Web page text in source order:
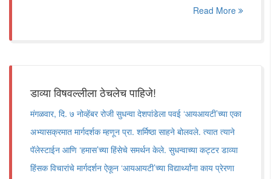
Read More
डाव्या विषवल्लीला ठेचलेच पाहिजे!
मंगळवार, दि. ७ नोव्हेंबर रोजी सुधन्वा देशपांडेला पवई ‘आयआयटी’च्या एका
अभ्यासक्रमात मार्गदर्शक म्हणून प्रा. शर्मिष्ठा साहने बोलवले. त्यात त्याने
पॅलेस्टाईन आणि ‘हमास’च्या हिंसेचे समर्थन केले. सुधन्वाच्या कट्टर डाव्या
हिंसक विचारांचे मार्गदर्शन ऐकून ‘आयआयटी’च्या विद्यार्थ्यांना काय प्रेरणा